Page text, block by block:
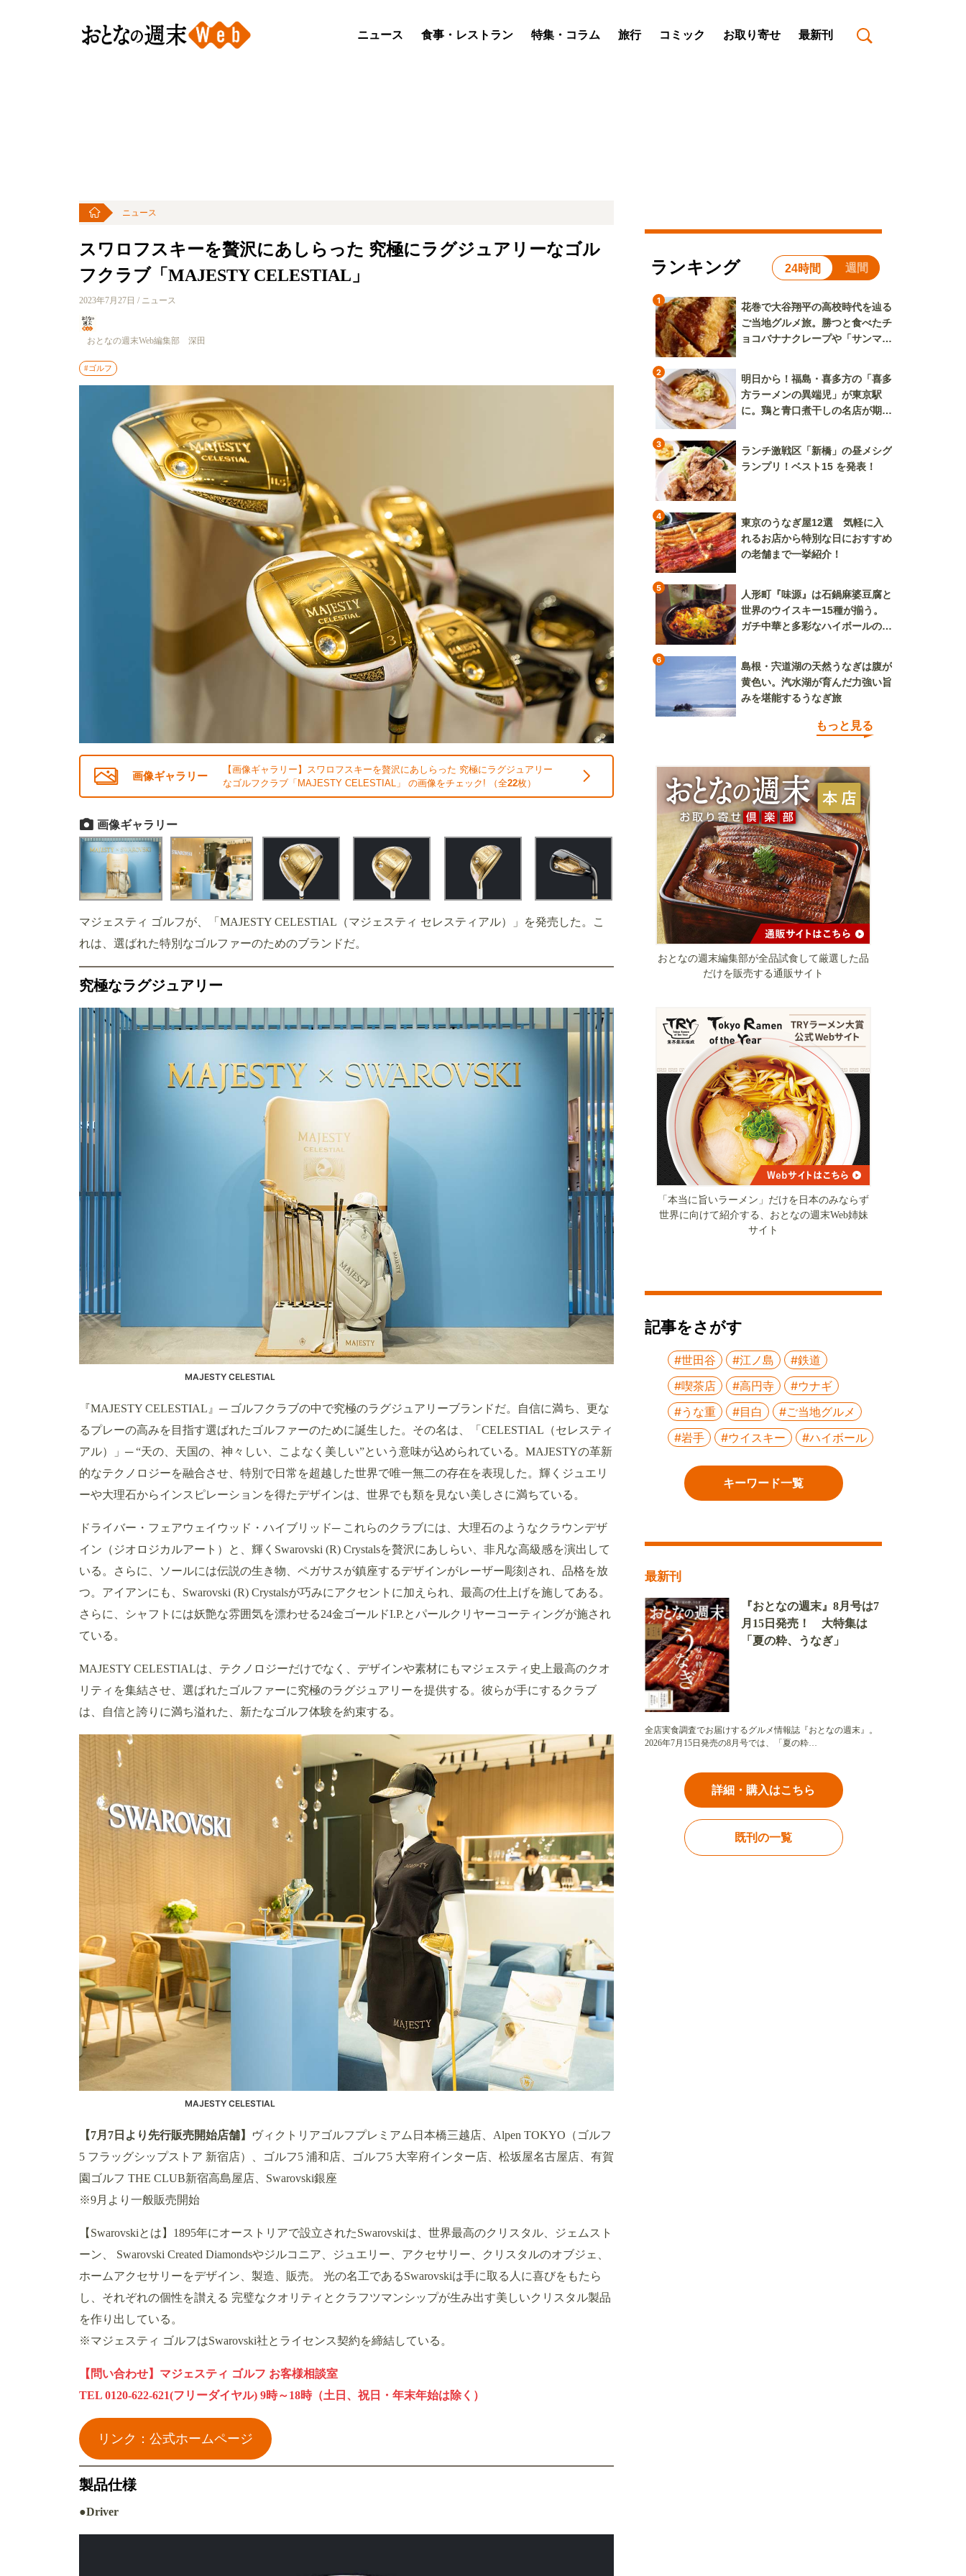
ニュース 食事・レストラン 特集・コラム 旅行 コミック お取り寄せ 最新刊
ニュース
スワロフスキーを贅沢にあしらった 究極にラグジュアリーなゴル
フクラブ「MAJESTY CELESTIAL」
2023年7月27日 / ニュース
おとなの週末Web編集部 深田
#ゴルフ
画像ギャラリー
【画像ギャラリー】スワロフスキーを贅沢にあしらった 究極にラグジュアリー
なゴルフクラブ「MAJESTY CELESTIAL」 の画像をチェック! （全22枚）
画像ギャラリー
マジェスティ ゴルフが、「MAJESTY CELESTIAL（マジェスティ セレスティアル）」を発売した。こ
れは、選ばれた特別なゴルファーのためのブランドだ。
究極なラグジュアリー
MAJESTY CELESTIAL
『MAJESTY CELESTIAL』─ ゴルフクラブの中で究極のラグジュアリーブランドだ。自信に満ち、更な
るプレーの高みを目指す選ばれたゴルファーのために誕生した。その名は、「CELESTIAL（セレスティ
アル）」─ “天の、天国の、神々しい、こよなく美しい”という意味が込められている。MAJESTYの革新
的なテクノロジーを融合させ、特別で日常を超越した世界で唯一無二の存在を表現した。輝くジュエリ
ーや大理石からインスピレーションを得たデザインは、世界でも類を見ない美しさに満ちている。
ドライバー・フェアウェイウッド・ハイブリッド─ これらのクラブには、大理石のようなクラウンデザ
イン（ジオロジカルアート）と、輝くSwarovski (R) Crystalsを贅沢にあしらい、非凡な高級感を演出して
いる。さらに、ソールには伝説の生き物、ペガサスが鎮座するデザインがレーザー彫刻され、品格を放
つ。アイアンにも、Swarovski (R) Crystalsが巧みにアクセントに加えられ、最高の仕上げを施してある。
さらに、シャフトには妖艶な雰囲気を漂わせる24金ゴールドI.P.とパールクリヤーコーティングが施され
ている。
MAJESTY CELESTIALは、テクノロジーだけでなく、デザインや素材にもマジェスティ史上最高のクオ
リティを集結させ、選ばれたゴルファーに究極のラグジュアリーを提供する。彼らが手にするクラブ
は、自信と誇りに満ち溢れた、新たなゴルフ体験を約束する。
MAJESTY CELESTIAL
【7月7日より先行販売開始店舗】
ヴィクトリアゴルフプレミアム日本橋三越店、Alpen TOKYO（ゴルフ
5 フラッグシップストア 新宿店）、ゴルフ5 浦和店、ゴルフ5 大宰府インター店、松坂屋名古屋店、有賀
園ゴルフ THE CLUB新宿高島屋店、Swarovski銀座
※9月より一般販売開始
【Swarovskiとは】1895年にオーストリアで設立されたSwarovskiは、世界最高のクリスタル、ジェムスト
ーン、 Swarovski Created Diamondsやジルコニア、ジュエリー、アクセサリー、クリスタルのオブジェ、
ホームアクセサリーをデザイン、製造、販売。 光の名工であるSwarovskiは手に取る人に喜びをもたら
し、それぞれの個性を讃える 完璧なクオリティとクラフツマンシップが生み出す美しいクリスタル製品
を作り出している。
※マジェスティ ゴルフはSwarovski社とライセンス契約を締結している。
【問い合わせ】マジェスティ ゴルフ お客様相談室
TEL 0120-622-621(フリーダイヤル) 9時～18時（土日、祝日・年末年始は除く）
リンク：公式ホームページ
製品仕様
●Driver
ランキング 24時間 週間
1
花巻で大谷翔平の高校時代を辿る
ご当地グルメ旅。勝つと食べたチ
ョコバナナクレープや「サンマー
2
明日から！福島・喜多方の「喜多
方ラーメンの異端児」が東京駅
に。鶏と青口煮干しの名店が期間
3
ランチ激戦区「新橋」の昼メシグ
ランプリ！ベスト15 を発表！
4
東京のうなぎ屋12選 気軽に入
れるお店から特別な日におすすめ
の老舗まで一挙紹介！
5
人形町『味源』は石鍋麻婆豆腐と
世界のウイスキー15種が揃う。
ガチ中華と多彩なハイボールの組
6
島根・宍道湖の天然うなぎは腹が
黄色い。汽水湖が育んだ力強い旨
みを堪能するうなぎ旅
もっと見る
おとなの週末編集部が全品試食して厳選した品
だけを販売する通販サイト
「本当に旨いラーメン」だけを日本のみならず
世界に向けて紹介する、おとなの週末Web姉妹
サイト
記事をさがす
#世田谷 #江ノ島
#鉄道
#喫茶店
#高円寺
#ウナギ
#うな重
#目白
#ご当地グルメ
#岩手
#ウイスキー #ハイボール
キーワード一覧
最新刊
『おとなの週末』8月号は7
月15日発売！ 大特集は
「夏の粋、うなぎ」
全店実食調査でお届けするグルメ情報誌『おとなの週末』。
2026年7月15日発売の8月号では、「夏の粋…
詳細・購入はこちら
既刊の一覧